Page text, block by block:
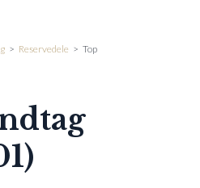
> Reservedele > Top